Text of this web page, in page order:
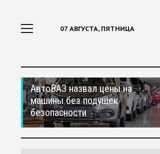
07 АВГУСТА, ПЯТНИЦА
АвтоВАЗ назвал цены на
машины без подушек
безопасности